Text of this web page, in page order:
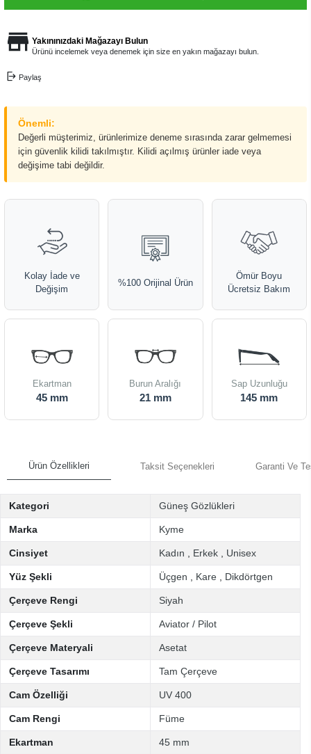
Yakınınızdaki Mağazayı Bulun
Ürünü incelemek veya denemek için size en yakın mağazayı bulun.
Paylaş
Önemli:
Değerli müşterimiz, ürünlerimize deneme sırasında zarar gelmemesi
için güvenlik kilidi takılmıştır. Kilidi açılmış ürünler iade veya
değişime tabi değildir.
Kolay İade ve
Değişim
%100 Orijinal Ürün
Ömür Boyu
Ücretsiz Bakım
Ekartman
45 mm
Burun Aralığı
21 mm
Sap Uzunluğu
145 mm
Ürün Özellikleri Taksit Seçenekleri Garanti Ve
Kategori Güneş Gözlükleri
Marka Kyme
Cinsiyet Kadın Erkek Unisex
Yüz Şekli Üçgen Kare Dikdörtgen
Çerçeve Rengi Siyah
Çerçeve Şekli Aviator / Pilot
Çerçeve Materyali Asetat
Çerçeve Tasarımı Tam Çerçeve
Cam Özelliği UV 400
Cam Rengi Füme
Ekartman 45 mm